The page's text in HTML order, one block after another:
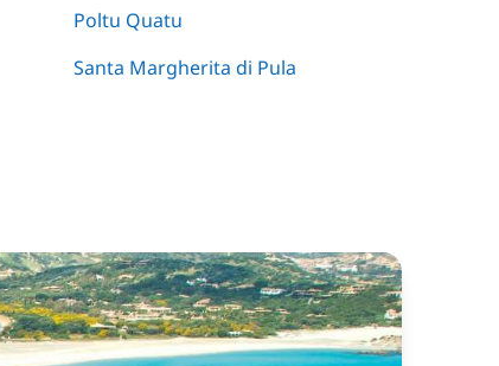
Poltu Quatu
Santa Margherita di Pula